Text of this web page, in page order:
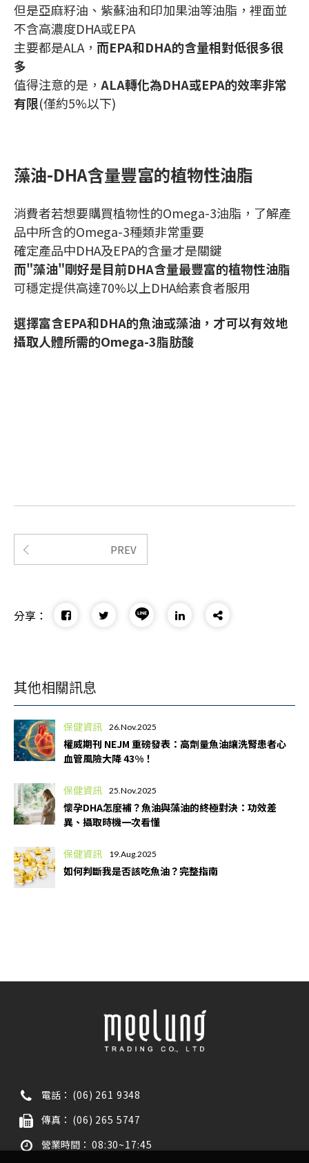
但是亞麻籽油、紫蘇油和印加果油等油脂，裡面並
不含高濃度DHA或EPA
主要都是ALA， 而EPA和DHA的含量相對低很多很
多
值得注意的是， ALA轉化為DHA或EPA的效率非常
有限(僅約5%以下)
藻油-DHA含量豐富的植物性油脂
消費者若想要購買植物性的Omega-3油脂，了解產
品中所含的Omega-3種類非常重要
確定產品中DHA及EPA的含量才是關鍵
而"藻油"剛好是目前DHA含量最豐富的植物性油脂
可穩定提供高達70%以上DHA給素食者服用
選擇富含EPA和DHA的魚油或藻油，才可以有效地
攝取人體所需的Omega-3脂肪酸
PREV
分享：
其他相關訊息
保健資訊 26.Nov.2025
權威期刊 NEJM 重磅發表：高劑量魚油讓洗腎患者心
血管風險大降 43%！
保健資訊 25.Nov.2025
懷孕DHA怎麼補？魚油與藻油的終極對決：功效差
異、攝取時機一次看懂
保健資訊 19.Aug.2025
如何判斷我是否該吃魚油？完整指南
電話： (06) 261 9348
傳真： (06) 265 5747
營業時間： 08:30~17:45